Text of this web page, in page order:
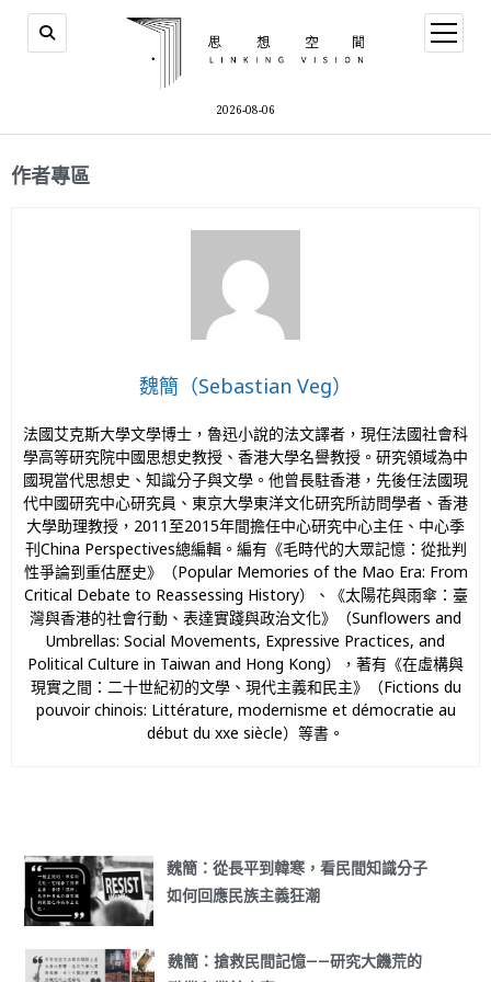
2026-08-06
作者專區
魏簡（Sebastian Veg）
法國艾克斯大學文學博士，魯迅小說的法文譯者，現任法國社會科
學高等研究院中國思想史教授、香港大學名譽教授。研究領域為中
國現當代思想史、知識分子與文學。他曾長駐香港，先後任法國現
代中國研究中心研究員、東京大學東洋文化研究所訪問學者、香港
大學助理教授，2011至2015年間擔任中心研究中心主任、中心季
刊China Perspectives總編輯。編有《毛時代的大眾記憶：從批判
性爭論到重估歷史》（Popular Memories of the Mao Era: From
Critical Debate to Reassessing History）、《太陽花與雨傘：臺
灣與香港的社會行動、表達實踐與政治文化》（Sunflowers and
Umbrellas: Social Movements, Expressive Practices, and
Political Culture in Taiwan and Hong Kong），著有《在虛構與
現實之間：二十世紀初的文學、現代主義和民主》（Fictions du
pouvoir chinois: Littérature, modernisme et démocratie au
début du xxe siècle）等書。
魏簡：從長平到韓寒，看民間知識分子
如何回應民族主義狂潮
魏簡：搶救民間記憶——研究大饑荒的